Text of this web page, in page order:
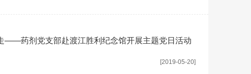
——药剂党支部赴渡江胜利纪念馆开展主题党日活动
[2019-05-20]